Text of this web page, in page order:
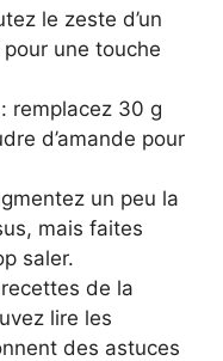
le zeste d’un
pour une touche
remplacez 30 g
d’amande pour
un peu la
mais faites
saler.
de la
lire les
des astuces